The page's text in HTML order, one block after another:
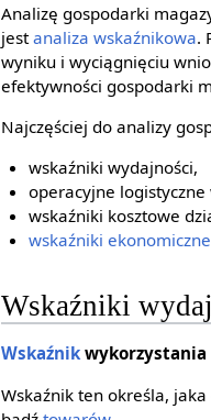
Analizę gospodarki
jestanaliza wskaźnikowa.
wyniku i wyciągnięciu
efektywności gospodarki
Najczęściej do analizy
wskaźniki wydajności,
operacyjne
wskaźniki kosztowe
wskaźniki ekonomiczne
Wskaźniki
Wskaźnikwykorzystania
Wskaźnik ten określa,